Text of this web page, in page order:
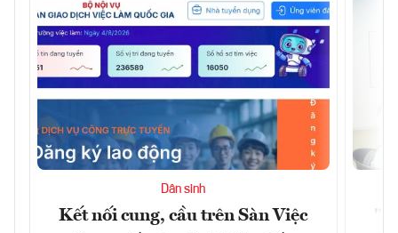
Dân sinh
Kết nối cung, cầu trên Sàn Việc